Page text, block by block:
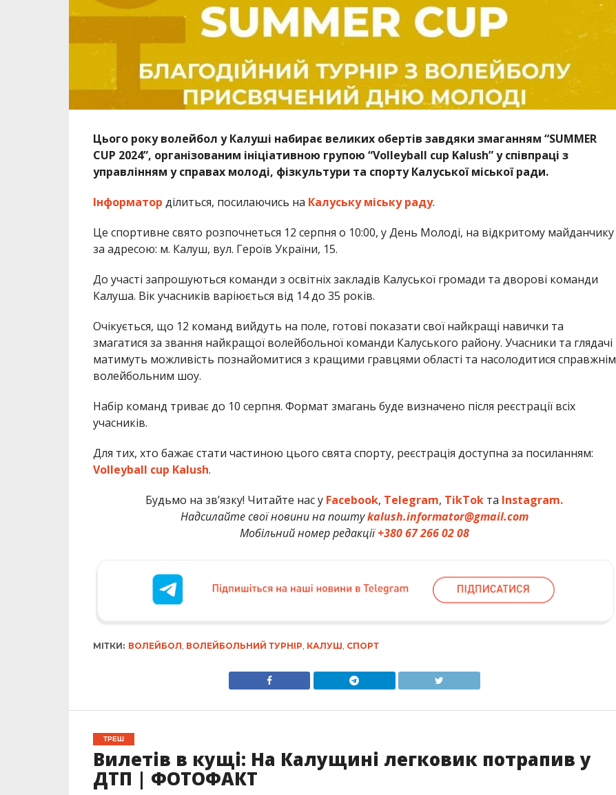
Цього року волейбол у Калуші набирає великих обертів завдяки змаганням “SUMMER
CUP 2024”, організованим ініціативною групою “Volleyball cup Kalush” у співпраці з
управлінням у справах молоді, фізкультури та спорту Калуської міської ради.
Інформатор ділиться, посилаючись на Калуську міську раду.
Це спортивне свято розпочнеться 12 серпня о 10:00, у День Молоді, на відкритому майданчику
за адресою: м. Калуш, вул. Героїв України, 15.
До участі запрошуються команди з освітніх закладів Калуської громади та дворові команди
Калуша. Вік учасників варіюється від 14 до 35 років.
Очікується, що 12 команд вийдуть на поле, готові показати свої найкращі навички та
змагатися за звання найкращої волейбольної команди Калуського району. Учасники та глядачі
матимуть можливість познайомитися з кращими гравцями області та насолодитися справжнім
волейбольним шоу.
Набір команд триває до 10 серпня. Формат змагань буде визначено після реєстрації всіх
учасників.
Для тих, хто бажає стати частиною цього свята спорту, реєстрація доступна за посиланням:
Volleyball cup Kalush.
Будьмо на зв’язку! Читайте нас у Facebook, Telegram, TikTok та Instagram.
Надсилайте свої новини на поштуkalush.informator@gmail.com
Мобільний номер редакції+380 67 266 02 08
МІТКИ: ВОЛЕЙБОЛ ВОЛЕЙБОЛЬНИЙ ТУРНІР КАЛУШ СПОРТ
ТРЕШ
Вилетів в кущі: На Калущині легковик потрапив у
ДТП | ФОТОФАКТ